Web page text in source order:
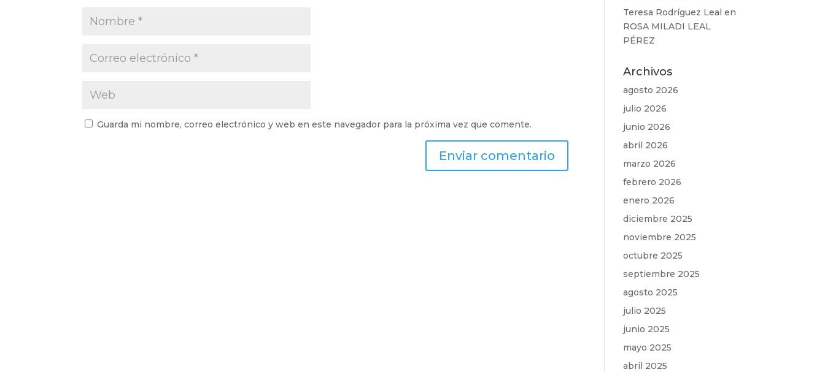
Guarda mi nombre, correo electrónico y web en este navegador para la próxima vez que comente.
Teresa Rodríguez Leal en
ROSA MILADI LEAL
PÉREZ
Archivos
agosto 2026
julio 2026
junio 2026
abril 2026
marzo 2026
febrero 2026
enero 2026
diciembre 2025
noviembre 2025
octubre 2025
septiembre 2025
agosto 2025
julio 2025
junio 2025
mayo 2025
abril 2025